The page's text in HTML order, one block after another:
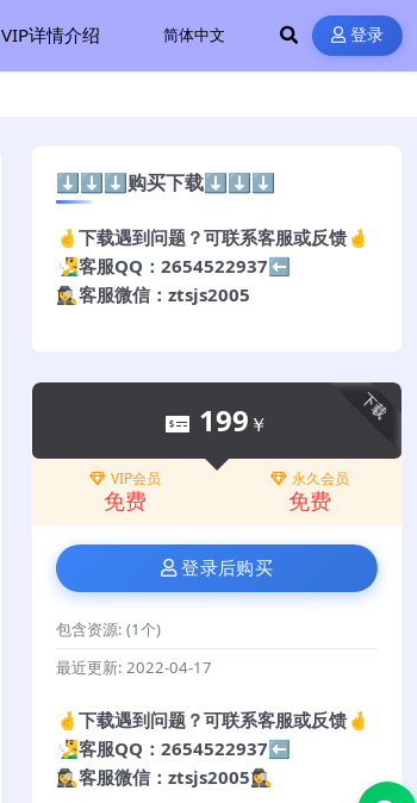
VIP详情介绍 登录
⬇️⬇️⬇️购买下载⬇️⬇️⬇️
🤞下载遇到问题？可联系客服或反馈🤞
🧏‍♂️客服QQ：2654522937⬅️
🕵️‍♀️客服微信：ztsjs2005
下载
199 ￥
VIP会员
免费
永久会员
免费
登录后购买
包含资源: (1个)
最近更新: 2022-04-17
🤞下载遇到问题？可联系客服或反馈🤞
🧏‍♂️客服QQ：2654522937⬅️
🕵️‍♀️客服微信：ztsjs2005🕵️‍♀️